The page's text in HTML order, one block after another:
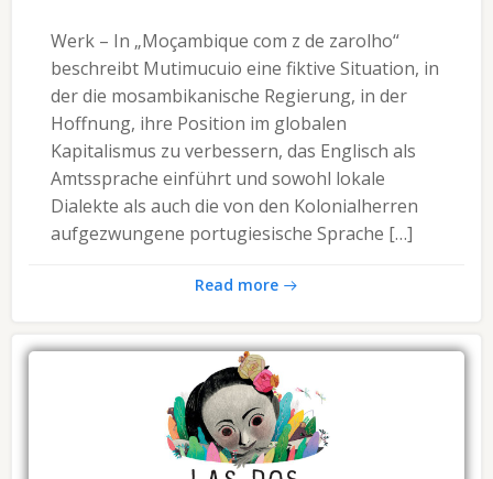
Werk – In „Moçambique com z de zarolho“
beschreibt Mutimucuio eine fiktive Situation, in
der die mosambikanische Regierung, in der
Hoffnung, ihre Position im globalen
Kapitalismus zu verbessern, das Englisch als
Amtssprache einführt und sowohl lokale
Dialekte als auch die von den Kolonialherren
aufgezwungene portugiesische Sprache […]
Read more